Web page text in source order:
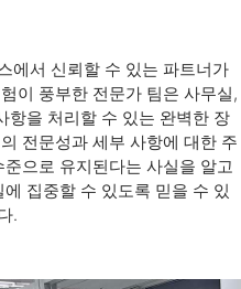
에서 신뢰할 수 있는 파트너가
이 풍부한 전문가 팀은 사무실,
항을 처리할 수 있는 완벽한 장
전문성과 세부 사항에 대한 주
으로 유지된다는 사실을 알고
집중할 수 있도록 믿을 수 있
.